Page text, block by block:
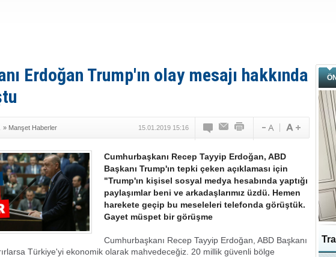
Erdoğan Trump'ın olay mesajı hakkında
» Manşet Haberler 15.01.2019 15:16
Cumhurbaşkanı Recep Tayyip Erdoğan, ABD
Başkanı Trump'ın tepki çeken açıklaması için
"Trump'ın kişisel sosyal medya hesabında yaptığı
paylaşımlar beni ve arkadaşlarımız üzdü. Hemen
harekete geçip bu meseleleri telefonda görüştük.
Gayet müspet bir görüşme
Cumhurbaşkanı Recep Tayyip Erdoğan, ABD Başkanı
Türkiye'yi ekonomik olarak mahvedeceğiz. 20 millik güvenli bölge